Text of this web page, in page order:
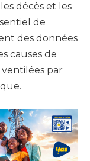
décès et les
de
des données
causes de
ventilées par